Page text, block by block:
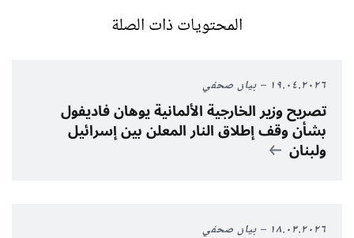
المحتويات ذات الصلة
١٩.٠٤.٢٠٢٦ بيان صحفي
تصريح وزير الخارجية الألمانية يوهان فاديفول
بشأن وقف إطلاق النار المعلن بين إسرائيل
ولبنان
١٨.٠٣.٢٠٢٦ بيان صحفي